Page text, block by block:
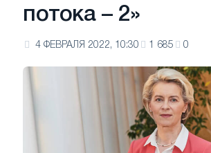
потока – 2»
4 ФЕВРАЛЯ 2022, 10:30 1 685 0